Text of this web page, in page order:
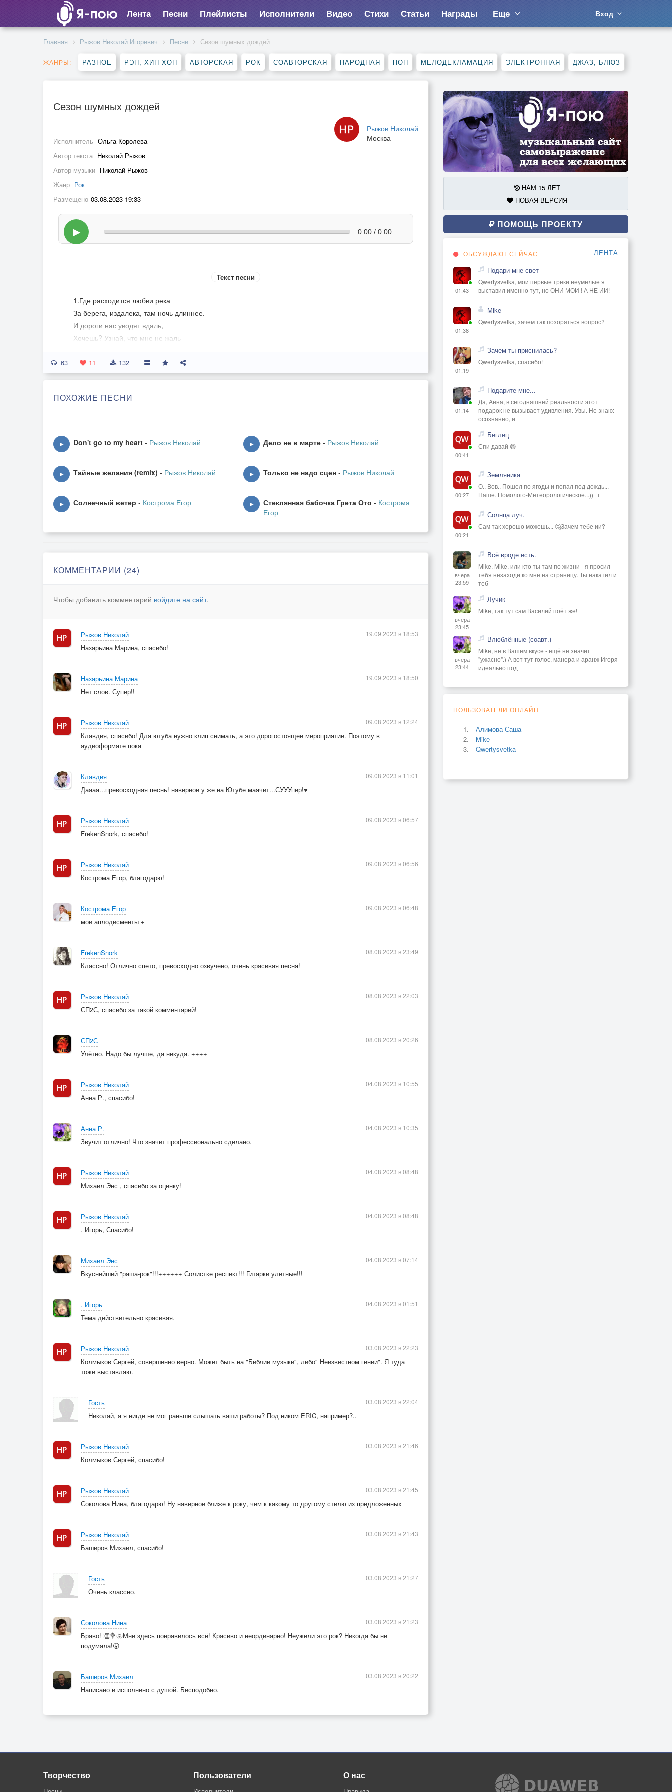
Лента Песни Плейлисты Исполнители Видео Стихи Статьи Награды Еще Вход
Главная Рыжов Николай Игоревич Песни Сезон шумных дождей
ЖАНРЫ: РАЗНОЕ РЭП, ХИП-ХОП АВТОРСКАЯ РОК СОАВТОРСКАЯ НАРОДНАЯ ПОП МЕЛОДЕКЛАМАЦИЯ ЭЛЕКТРОННАЯ ДЖАЗ, БЛЮЗ
Сезон шумных дождей
Рыжов Николай
Москва
Исполнитель Ольга Королева
Автор текста Николай Рыжов
Автор музыки Николай Рыжов
Жанр Рок
Размещено 03.08.2023 19:33
▶ 0:00 / 0:00
Текст песни
1.Где расходится любви река
За берега, издалека, там ночь длиннее.
И дороги нас уводят вдаль,
Хочешь? Узнай, что мне не жаль
Этих дней…
2.Захотелось жизни вкус иной,
Что поделать, если жребий пал
Припев.
Но не учел всех наших ссор результат.
63 11 132
ПОХОЖИЕ ПЕСНИ
▶ Don't go to my heart - Рыжов Николай ▶ Дело не в марте - Рыжов Николай
▶ Тайные желания (remix) - Рыжов Николай ▶ Только не надо сцен - Рыжов Николай
▶ Солнечный ветер - Кострома Егор ▶ Стеклянная бабочка Грета Ото - Кострома
Егор
КОММЕНТАРИИ (24)
Чтобы добавить комментарий войдите на сайт.
Рыжов Николай
Назарьина Марина, спасибо!
19.09.2023 в 18:53
Назарьина Марина
Нет слов. Супер!!
19.09.2023 в 18:50
Рыжов Николай
Клавдия, спасибо! Для ютуба нужно клип снимать, а это дорогостоящее мероприятие. Поэтому в
аудиоформате пока
09.08.2023 в 12:24
Клавдия
Даааа...превосходная песнь! наверное у же на Ютубе маячит...СУУУпер!♥
09.08.2023 в 11:01
Рыжов Николай
FrekenSnork, спасибо!
09.08.2023 в 06:57
Рыжов Николай
Кострома Егор, благодарю!
09.08.2023 в 06:56
Кострома Егор
мои аплодисменты +
09.08.2023 в 06:48
FrekenSnork
Классно! Отлично спето, превосходно озвучено, очень красивая песня!
08.08.2023 в 23:49
Рыжов Николай
СП2С, спасибо за такой комментарий!
08.08.2023 в 22:03
СП2С
Улётно. Надо бы лучше, да некуда. ++++
08.08.2023 в 20:26
Рыжов Николай
Анна Р., спасибо!
04.08.2023 в 10:55
Анна Р.
Звучит отлично! Что значит профессионально сделано.
04.08.2023 в 10:35
Рыжов Николай
Михаил Энс , спасибо за оценку!
04.08.2023 в 08:48
Рыжов Николай
. Игорь, Спасибо!
04.08.2023 в 08:48
Михаил Энс
Вкуснейший "раша-рок"!!!++++++ Солистке респект!!! Гитарки улетные!!!
04.08.2023 в 07:14
. Игорь
Тема действительно красивая.
04.08.2023 в 01:51
Рыжов Николай
Колмыков Сергей, совершенно верно. Может быть на "Библии музыки", либо" Неизвестном гении". Я туда
тоже выставляю.
03.08.2023 в 22:23
Гость
Николай, а я нигде не мог раньше слышать ваши работы? Под ником ERIC, например?..
03.08.2023 в 22:04
Рыжов Николай
Колмыков Сергей, спасибо!
03.08.2023 в 21:46
Рыжов Николай
Соколова Нина, благодарю! Ну наверное ближе к року, чем к какому то другому стилю из предложенных
03.08.2023 в 21:45
Рыжов Николай
Баширов Михаил, спасибо!
03.08.2023 в 21:43
Гость
Очень классно.
03.08.2023 в 21:27
Соколова Нина
Браво! 👏💐🌞Мне здесь понравилось всё! Красиво и неординарно! Неужели это рок? Никогда бы не
подумала!😮
03.08.2023 в 21:23
Баширов Михаил
Написано и исполнено с душой. Бесподобно.
03.08.2023 в 20:22
НАМ 15 ЛЕТ
НОВАЯ ВЕРСИЯ
ПОМОЩЬ ПРОЕКТУ
ОБСУЖДАЮТ СЕЙЧАС ЛЕНТА
01:43
Подари мне свет
Qwertysvetka, мои первые треки неумелые я
выставил именно тут, но ОНИ МОИ ! А НЕ ИИ!
01:38
Mike
Qwertysvetka, зачем так позоряться вопрос?
01:19
Зачем ты приснилась?
Qwertysvetka, спасибо!
01:14
Подарите мне...
Да, Анна, в сегодняшней реальности этот
подарок не вызывает удивления. Увы. Не знаю:
осознанно, и
00:41
Беглец
Спи давай 😁
00:27
Земляника
О.. Вов.. Пошел по ягоды и попал под дождь...
Наше. Помолого-Метеорологическое...))+++
00:21
Солнца луч.
Сам так хорошо можешь... 🤔Зачем тебе ии?
вчера
23:59
Всё вроде есть.
Mike. Mike, или кто ты там по жизни - я просил
тебя незаходи ко мне на страницу. Ты накатил и
теб
вчера
23:45
Лучик
Mike, так тут сам Василий поёт же!
вчера
23:44
Влюблённые (соавт.)
Mike, не в Вашем вкусе - ещё не значит
"ужасно".) А вот тут голос, манера и аранж Игоря
идеально под
ПОЛЬЗОВАТЕЛИ ОНЛАЙН
Алимова Саша
Mike
Qwertysvetka
Творчество Пользователи О нас